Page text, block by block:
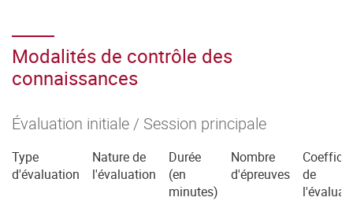
Modalités de contrôle des
connaissances
Évaluation initiale / Session principale
Type
d'évaluation
Nature de
l'évaluation
Durée
(en
minutes)
Nombre
d'épreuves
de